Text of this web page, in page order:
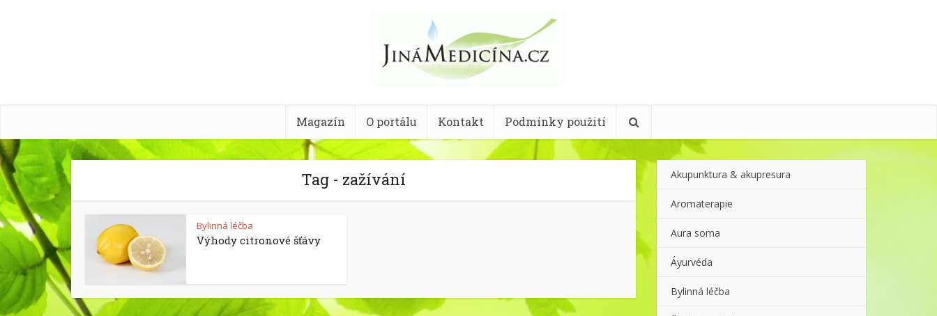
Magazín O portálu Kontakt Podmínky použití
Tag - zažívání
Bylinná léčba
Výhody citronové šťávy
Akupunktura & akupresura
Aromaterapie
Aura soma
Áyurvéda
Bylinná léčba